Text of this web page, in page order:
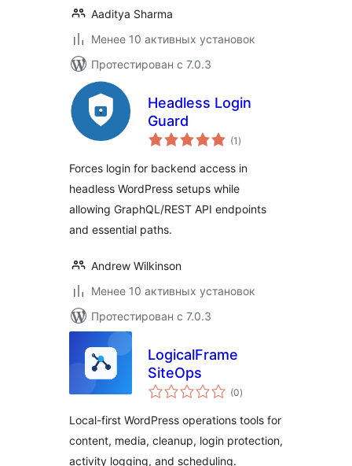
Aaditya Sharma
Менее 10 активных установок
Протестирован с 7.0.3
Headless Login
Guard
(1 общий
рейтинг
)
Forces login for backend access in
headless WordPress setups while
allowing GraphQL/REST API endpoints
and essential paths.
Andrew Wilkinson
Менее 10 активных установок
Протестирован с 7.0.3
LogicalFrame
SiteOps
(0общий
рейтинг
)
Local-first WordPress operations tools for
content, media, cleanup, login protection,
activity logging, and scheduling.